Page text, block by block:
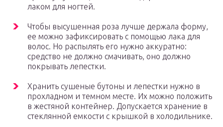
лаком для ногтей.
Чтобы высушенная роза лучше держала форму,
ее можно зафиксировать с помощью лака для
волос. Но распылять его нужно аккуратно:
средство не должно смачивать, оно должно
покрывать лепестки.
Хранить сушеные бутоны и лепестки нужно в
прохладном и темном месте. Их можно положить
в жестяной контейнер. Допускается хранение в
стеклянной емкости с крышкой в холодильнике.